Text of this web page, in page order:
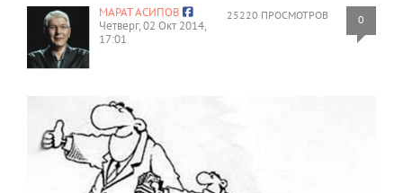
25220 ПРОСМОТРОВ 0
МАРАТ АСИПОВ
Четверг, 02 Окт 2014,
17:01